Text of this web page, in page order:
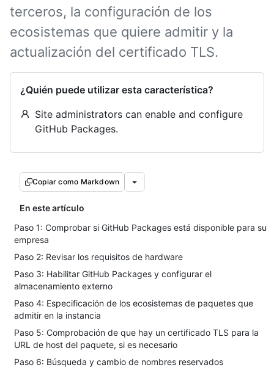
terceros, la configuración de los
ecosistemas que quiere admitir y la
actualización del certificado TLS.
¿Quién puede utilizar esta característica?
Site administrators can enable and configure
GitHub Packages.
Copiar como Markdown
En este artículo
Paso 1: Comprobar si GitHub Packages está disponible para su
empresa
Paso 2: Revisar los requisitos de hardware
Paso 3: Habilitar GitHub Packages y configurar el
almacenamiento externo
Paso 4: Especificación de los ecosistemas de paquetes que
admitir en la instancia
Paso 5: Comprobación de que hay un certificado TLS para la
URL de host del paquete, si es necesario
Paso 6: Búsqueda y cambio de nombres reservados